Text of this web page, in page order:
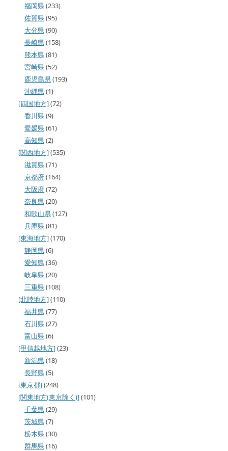
福岡県(233)
佐賀県(95)
大分県(90)
長崎県(158)
熊本県(81)
宮崎県(52)
鹿児島県(193)
沖縄県(1)
[四国地方](72)
香川県(9)
愛媛県(61)
高知県(2)
[関西地方](535)
滋賀県(71)
京都府(164)
大阪府(72)
奈良県(20)
和歌山県(127)
兵庫県(81)
[東海地方](170)
静岡県(6)
愛知県(36)
岐阜県(20)
三重県(108)
[北陸地方](110)
福井県(77)
石川県(27)
富山県(6)
[甲信越地方](23)
新潟県(18)
長野県(5)
[東京都](248)
[関東地方(東京除く)](101)
千葉県(29)
茨城県(7)
栃木県(30)
群馬県(16)